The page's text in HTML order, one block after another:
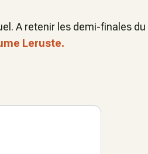
A retenir les demi-finales du
Leruste.